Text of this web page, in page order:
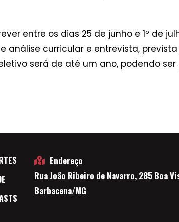
entre os dias 25 de junho e 1º de
curricular e entrevista, prevista
será de até um ano, podendo
Endereço
Rua João Ribeiro de Navarro, 285 Boa
Barbacena/MG